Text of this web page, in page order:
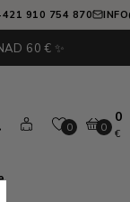
910 754 870
60 € ✨
0 0
0
€